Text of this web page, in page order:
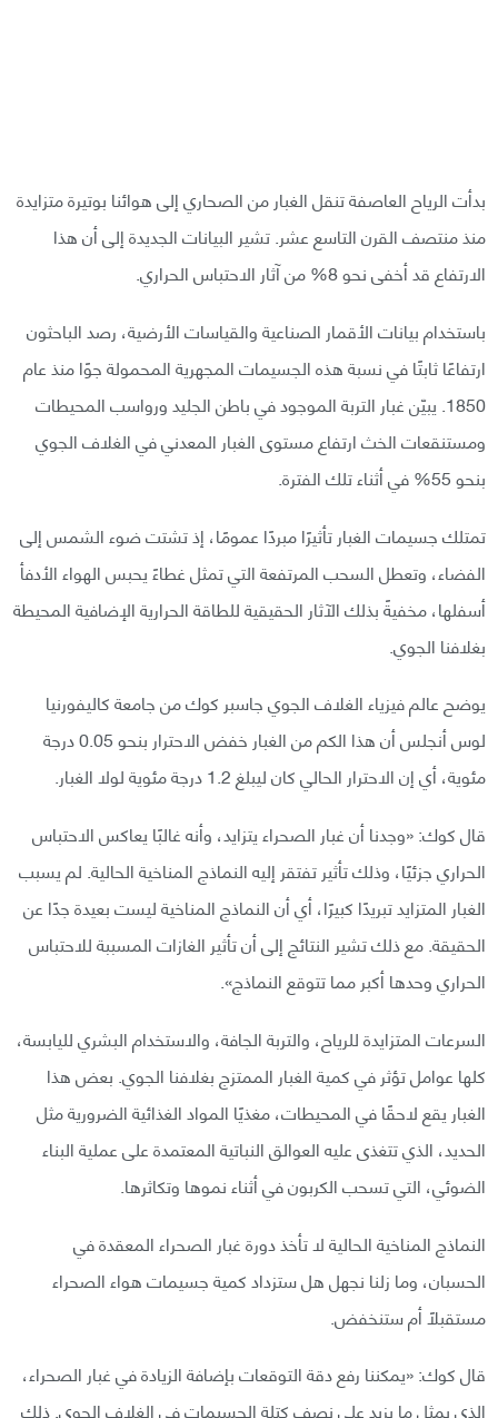
بدأت الرياح العاصفة تنقل الغبار من الصحاري إلى هوائنا بوتيرة متزايدة
منذ منتصف القرن التاسع عشر. تشير البيانات الجديدة إلى أن هذا
الارتفاع قد أخفى نحو 8% من آثار الاحتباس الحراري.
باستخدام بيانات الأقمار الصناعية والقياسات الأرضية، رصد الباحثون
ارتفاعًا ثابتًا في نسبة هذه الجسيمات المجهرية المحمولة جوًا منذ عام
1850. يبيّن غبار التربة الموجود في باطن الجليد ورواسب المحيطات
ومستنقعات الخث ارتفاع مستوى الغبار المعدني في الغلاف الجوي
بنحو 55% في أثناء تلك الفترة.
تمتلك جسيمات الغبار تأثيرًا مبردًا عمومًا، إذ تشتت ضوء الشمس إلى
الفضاء، وتعطل السحب المرتفعة التي تمثل غطاءً يحبس الهواء الأدفأ
أسفلها، مخفيةً بذلك الآثار الحقيقية للطاقة الحرارية الإضافية المحيطة
بغلافنا الجوي.
يوضح عالم فيزياء الغلاف الجوي جاسبر كوك من جامعة كاليفورنيا
لوس أنجلس أن هذا الكم من الغبار خفض الاحترار بنحو 0.05 درجة
مئوية، أي إن الاحترار الحالي كان ليبلغ 1.2 درجة مئوية لولا الغبار.
قال كوك: «وجدنا أن غبار الصحراء يتزايد، وأنه غالبًا يعاكس الاحتباس
الحراري جزئيًا، وذلك تأثير تفتقر إليه النماذج المناخية الحالية. لم يسبب
الغبار المتزايد تبريدًا كبيرًا، أي أن النماذج المناخية ليست بعيدة جدًا عن
الحقيقة. مع ذلك تشير النتائج إلى أن تأثير الغازات المسببة للاحتباس
الحراري وحدها أكبر مما تتوقع النماذج».
السرعات المتزايدة للرياح، والتربة الجافة، والاستخدام البشري لليابسة،
كلها عوامل تؤثر في كمية الغبار الممتزج بغلافنا الجوي. بعض هذا
الغبار يقع لاحقًا في المحيطات، مغذيًا المواد الغذائية الضرورية مثل
الحديد، الذي تتغذى عليه العوالق النباتية المعتمدة على عملية البناء
الضوئي، التي تسحب الكربون في أثناء نموها وتكاثرها.
النماذج المناخية الحالية لا تأخذ دورة غبار الصحراء المعقدة في
الحسبان، وما زلنا نجهل هل ستزداد كمية جسيمات هواء الصحراء
مستقبلًا أم ستنخفض.
قال كوك: «يمكننا رفع دقة التوقعات بإضافة الزيادة في غبار الصحراء،
الذي يمثل ما يزيد على نصف كتلة الجسيمات في الغلاف الجوي. ذلك